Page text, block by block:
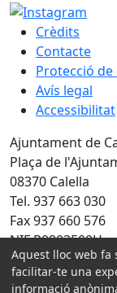
Crèdits
Contacte
Protecció de
Avís legal
Accessibilitat
Ajuntament de
Plaça de
08370 Calella
Tel. 937 663 030
Fax 937 660 576
NIF P0803500H
Amb la
Aquest lloc web fa
facilitar-te una
informació